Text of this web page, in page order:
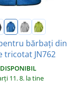
bărbați din
tricotat JN762
DISPONIBIL
11. 8. la tine